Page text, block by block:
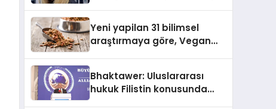
Yeni yapilan 31 bilimsel
araştırmaya göre, Vegan
Sindirildiğini Ortaya Koydu
Bhaktawer: Uluslararası
hukuk Filistin konusunda